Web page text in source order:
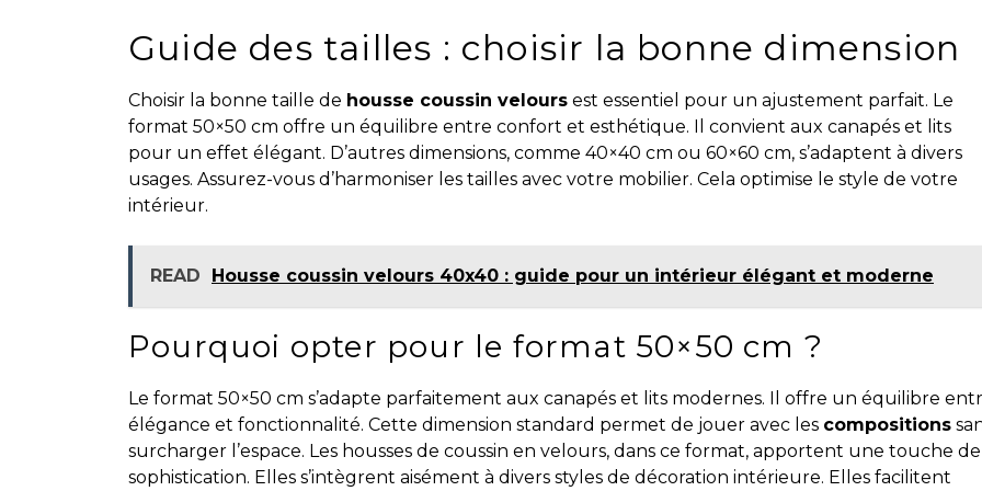
Guide des tailles : choisir la bonne dimension
Choisir la bonne taille de housse coussin velours est essentiel pour un ajustement parfait. Le
format 50×50 cm offre un équilibre entre confort et esthétique. Il convient aux canapés et lits
pour un effet élégant. D’autres dimensions, comme 40×40 cm ou 60×60 cm, s’adaptent à divers
usages. Assurez-vous d’harmoniser les tailles avec votre mobilier. Cela optimise le style de votre
intérieur.
READ Housse coussin velours 40x40 : guide pour un intérieur élégant et moderne
Pourquoi opter pour le format 50×50 cm ?
Le format 50×50 cm s’adapte parfaitement aux canapés et lits modernes. Il offre un équilibre
élégance et fonctionnalité. Cette dimension standard permet de jouer avec les compositions
surcharger l’espace. Les housses de coussin en velours, dans ce format, apportent une touche de
sophistication. Elles s’intègrent aisément à divers styles de décoration intérieure. Elles facilitent